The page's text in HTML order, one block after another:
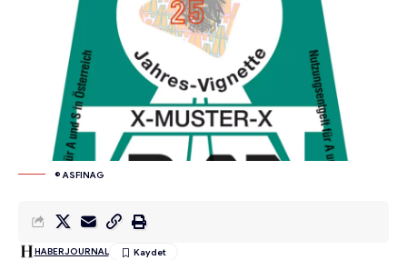
© ASFINAG
HABERJOURNAL